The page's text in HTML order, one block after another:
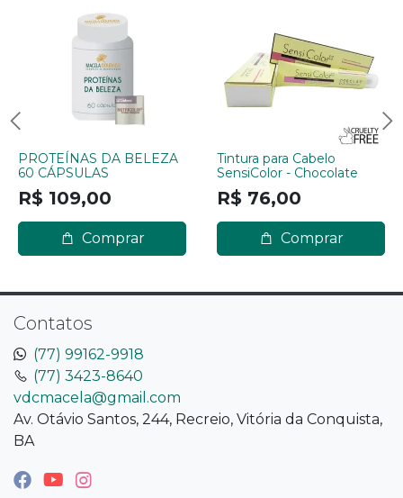
PROTEÍNAS DA BELEZA
60 CÁPSULAS
R$ 109,00
Comprar
Tintura para Cabelo
SensiColor - Chocolate
R$ 76,00
Comprar
Contatos
(77) 99162-9918
(77) 3423-8640
vdcmacela@gmail.com
Av. Otávio Santos, 244, Recreio, Vitória da Conquista,
BA